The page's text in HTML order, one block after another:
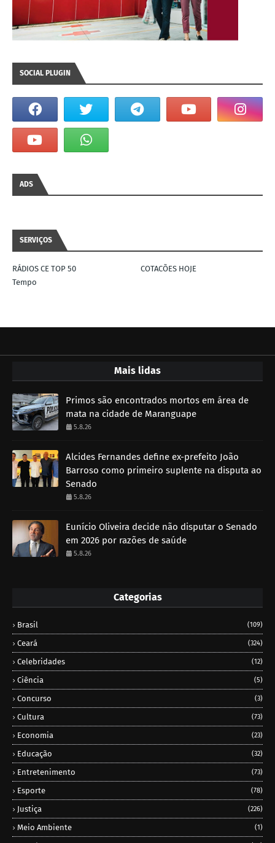
SOCIAL PLUGIN
ADS
SERVIÇOS
RÁDIOS CE TOP 50
COTACÕES HOJE
Tempo
Mais lidas
Primos são encontrados mortos em área de
mata na cidade de Maranguape
5.8.26
Alcides Fernandes define ex-prefeito João
Barroso como primeiro suplente na disputa ao
Senado
5.8.26
Eunício Oliveira decide não disputar o Senado
em 2026 por razões de saúde
5.8.26
Categorias
Brasil (109)
Ceará (324)
Celebridades (12)
Ciência (5)
Concurso (3)
Cultura (73)
Economia (23)
Educação (32)
Entretenimento (73)
Esporte (78)
Justiça (226)
Meio Ambiente (1)